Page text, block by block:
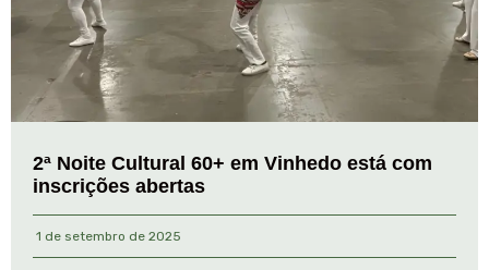
2ª Noite Cultural 60+ em Vinhedo está com
inscrições abertas
1 de setembro de 2025